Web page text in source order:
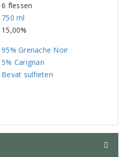
6 flessen
750 ml
15,00%
95% Grenache Noir
5% Carignan
Bevat sulfieten